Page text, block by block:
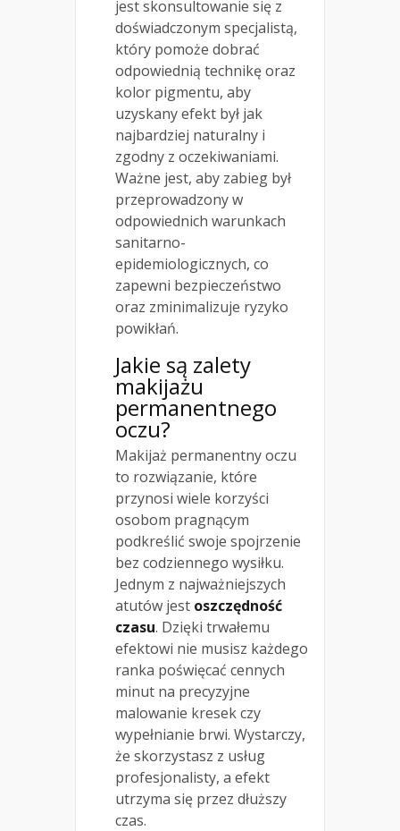
jest skonsultowanie się z
doświadczonym specjalistą,
który pomoże dobrać
odpowiednią technikę oraz
kolor pigmentu, aby
uzyskany efekt był jak
najbardziej naturalny i
zgodny z oczekiwaniami.
Ważne jest, aby zabieg był
przeprowadzony w
odpowiednich warunkach
sanitarno-
epidemiologicznych, co
zapewni bezpieczeństwo
oraz zminimalizuje ryzyko
powikłań.
Jakie są zalety
makijażu
permanentnego
oczu?
Makijaż permanentny oczu
to rozwiązanie, które
przynosi wiele korzyści
osobom pragnącym
podkreślić swoje spojrzenie
bez codziennego wysiłku.
Jednym z najważniejszych
atutów jest oszczędność
czasu. Dzięki trwałemu
efektowi nie musisz każdego
ranka poświęcać cennych
minut na precyzyjne
malowanie kresek czy
wypełnianie brwi. Wystarczy,
że skorzystasz z usług
profesjonalisty, a efekt
utrzyma się przez dłuższy
czas.